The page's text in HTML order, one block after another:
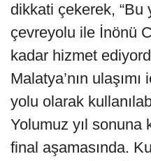
dikkati çekerek, “Bu
çevreyolu ile İnönü
kadar hizmet
Malatya’nın
yolu olarak
Yolumuz yıl sonuna
final aşamasında.